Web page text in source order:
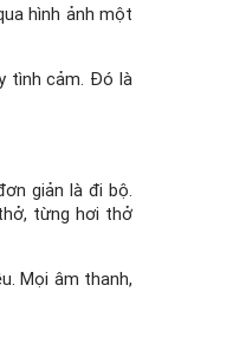
hình ảnh một
tình cảm. Đó là
giản là đi bộ.
từng hơi thở
Mọi âm thanh,